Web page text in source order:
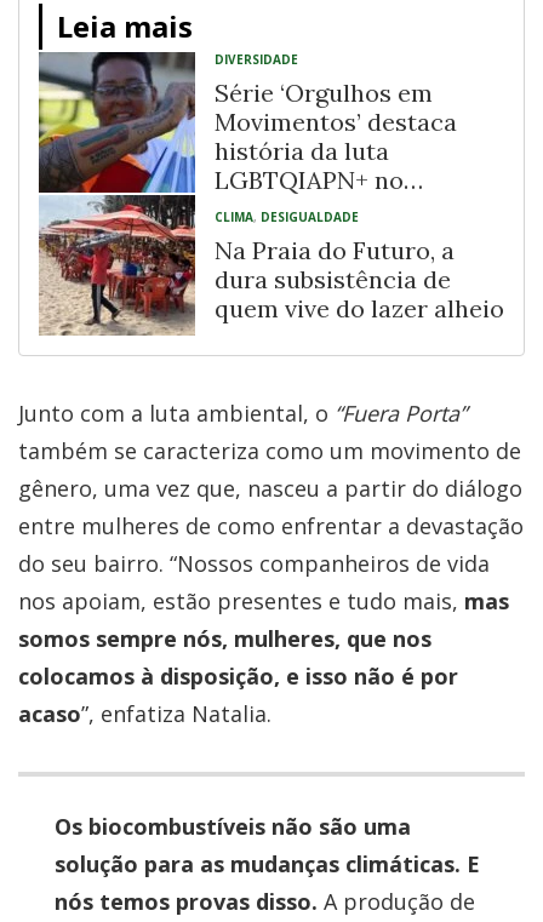
Leia mais
DIVERSIDADE
Série ‘Orgulhos em
Movimentos’ destaca
história da luta
LGBTQIAPN+ no
Recôncavo Baiano
CLIMA, DESIGUALDADE
Na Praia do Futuro, a
dura subsistência de
quem vive do lazer alheio
Junto com a luta ambiental, o “Fuera Porta”
também se caracteriza como um movimento de
gênero, uma vez que, nasceu a partir do diálogo
entre mulheres de como enfrentar a devastação
do seu bairro. “Nossos companheiros de vida
nos apoiam, estão presentes e tudo mais, mas
somos sempre nós, mulheres, que nos
colocamos à disposição, e isso não é por
acaso”, enfatiza Natalia.
Os biocombustíveis não são uma
solução para as mudanças climáticas. E
nós temos provas disso. A produção de